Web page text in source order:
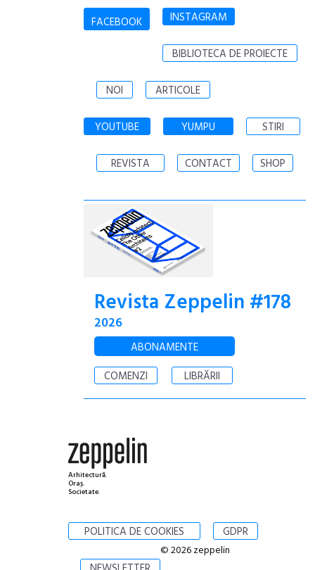
FACEBOOK INSTAGRAM
BIBLIOTECA DE PROIECTE
NOI ARTICOLE
YOUTUBE YUMPU STIRI
REVISTA CONTACT SHOP
Revista Zeppelin #178
2026
ABONAMENTE
COMENZI
LIBRĂRII
Arhitectură.
Oraș.
Societate.
POLITICA DE COOKIES GDPR
© 2026 zeppelin